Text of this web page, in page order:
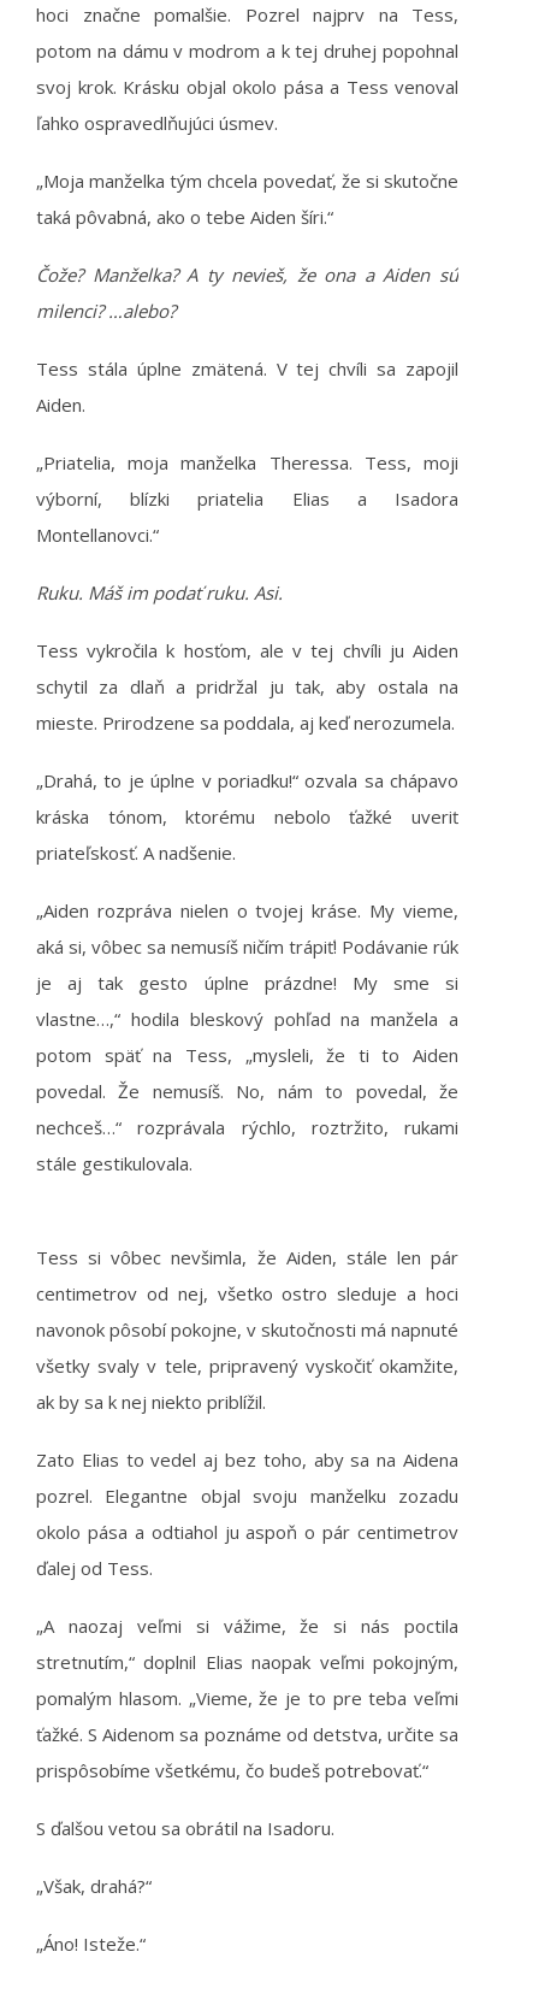
hoci značne pomalšie. Pozrel najprv na Tess,
potom na dámu v modrom a k tej druhej popohnal
svoj krok. Krásku objal okolo pása a Tess venoval
ľahko ospravedlňujúci úsmev.
„Moja manželka tým chcela povedať, že si skutočne
taká pôvabná, ako o tebe Aiden šíri.“
Čože? Manželka? A ty nevieš, že ona a Aiden sú
milenci? …alebo?
Tess stála úplne zmätená. V tej chvíli sa zapojil
Aiden.
„Priatelia, moja manželka Theressa. Tess, moji
výborní, blízki priatelia Elias a Isadora
Montellanovci.“
Ruku. Máš im podať ruku. Asi.
Tess vykročila k hosťom, ale v tej chvíli ju Aiden
schytil za dlaň a pridržal ju tak, aby ostala na
mieste. Prirodzene sa poddala, aj keď nerozumela.
„Drahá, to je úplne v poriadku!“ ozvala sa chápavo
kráska tónom, ktorému nebolo ťažké uveriť
priateľskosť. A nadšenie.
„Aiden rozpráva nielen o tvojej kráse. My vieme,
aká si, vôbec sa nemusíš ničím trápiť! Podávanie rúk
je aj tak gesto úplne prázdne! My sme si
vlastne…,“ hodila bleskový pohľad na manžela a
potom späť na Tess, „mysleli, že ti to Aiden
povedal. Že nemusíš. No, nám to povedal, že
nechceš…“ rozprávala rýchlo, roztržito, rukami
stále gestikulovala.
Tess si vôbec nevšimla, že Aiden, stále len pár
centimetrov od nej, všetko ostro sleduje a hoci
navonok pôsobí pokojne, v skutočnosti má napnuté
všetky svaly v tele, pripravený vyskočiť okamžite,
ak by sa k nej niekto priblížil.
Zato Elias to vedel aj bez toho, aby sa na Aidena
pozrel. Elegantne objal svoju manželku zozadu
okolo pása a odtiahol ju aspoň o pár centimetrov
ďalej od Tess.
„A naozaj veľmi si vážime, že si nás poctila
stretnutím,“ doplnil Elias naopak veľmi pokojným,
pomalým hlasom. „Vieme, že je to pre teba veľmi
ťažké. S Aidenom sa poznáme od detstva, určite sa
prispôsobíme všetkému, čo budeš potrebovať.“
S ďalšou vetou sa obrátil na Isadoru.
„Však, drahá?“
„Áno! Isteže.“